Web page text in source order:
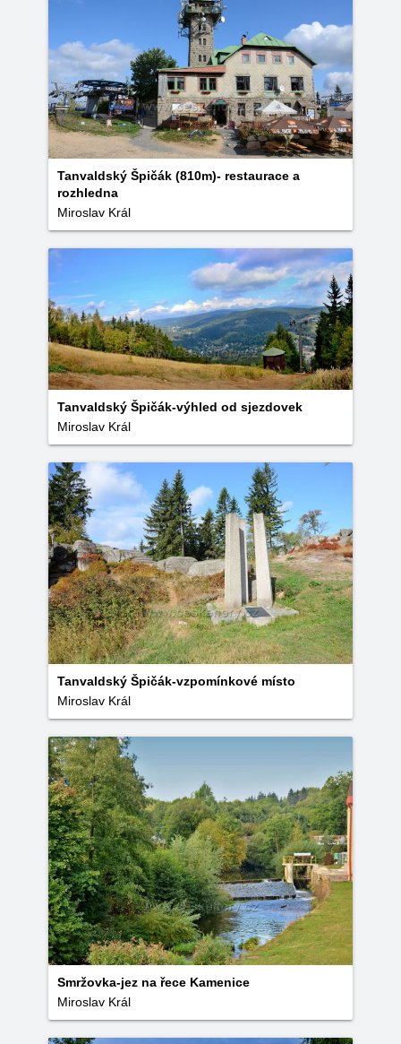
Tanvaldský Špičák (810m)- restaurace a
rozhledna
Miroslav Král
Tanvaldský Špičák-výhled od sjezdovek
Miroslav Král
Tanvaldský Špičák-vzpomínkové místo
Miroslav Král
Smržovka-jez na řece Kamenice
Miroslav Král